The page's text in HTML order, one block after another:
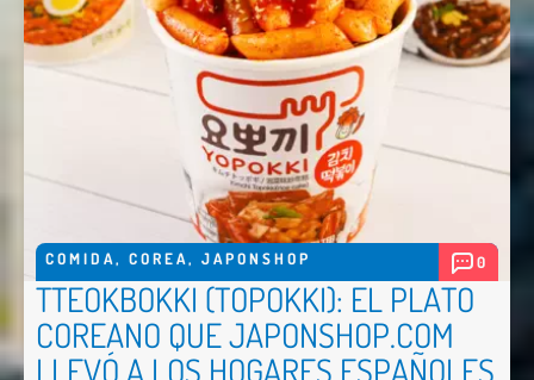
COMIDA, COREA, JAPONSHOP 0
TTEOKBOKKI (TOPOKKI): EL PLATO
COREANO QUE JAPONSHOP.COM
LLEVÓ A LOS HOGARES ESPAÑOLES
Nombre *